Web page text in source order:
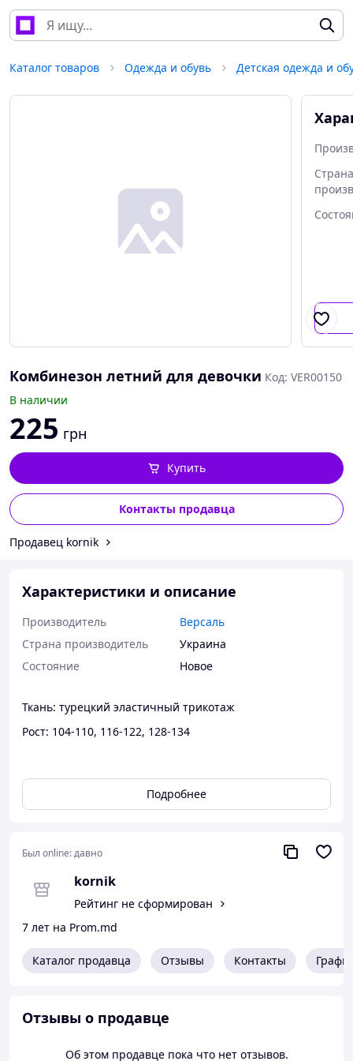
Каталог товаров Одежда и обувь Детская одежда и
Комбинезон летний для девочки Код: VER00150
В наличии
225 грн
Контакты продавца
Купить
Продавец kornik
Характеристики и описание
Производитель
Версаль
Страна производитель
Украина
Состояние
Новое
Ткань: турецкий эластичный трикотаж
Рост: 104-110, 116-122, 128-134
Цвет: мята, розовый, салатовый
Размерная сетка детская (2 полнота):
Подробнее
Был online:давно
kornik
Рейтинг не сформирован
7 лет на Prom.md
Каталог продавца Отзывы Контакты
Отзывы о продавце
Об этом продавце пока что нет отзывов.